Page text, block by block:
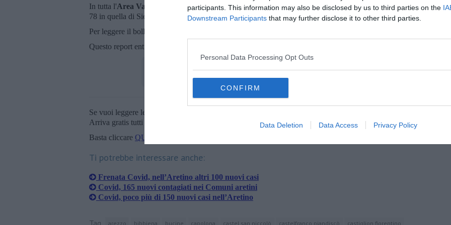
participants. This information may also be disclosed by us to third parties on the
Downstream Participants that may further disclose it to other third parties.
Personal Data Processing Opt Outs
CONFIRM
Data Deletion Data Access Privacy Policy
In tutta l'Area Vasta ci sono 286 altri positivi (ieri 379)e di questi 116 risiedono in provincia di Arezzo,
78 in quella di Siena, 92 nel Grossetano.
Per leggere il bollettino regionale
Questo report entra maggiormente nel dettaglio ed è aggiornato rispetto alle anticipazioni di stamani.
Se vuoi leggere le notizie principali della Toscana iscriviti alla
Arriva gratis tutti i giorni alle 20:00 direttamente nella tua casella di posta.
Basta cliccare QUI
Ti potrebbe interessare anche:
Frenata Covid, nell’Aretino altri 100 nuovi casi
Covid, 165 nuovi contagiati nei Comuni aretini
Covid, poco più di 150 nuovi casi nell’Aretino
Tag arezzo bibbiena bucine capolona castel san niccolò castelfranco piandiscò
castiglion fiorentino